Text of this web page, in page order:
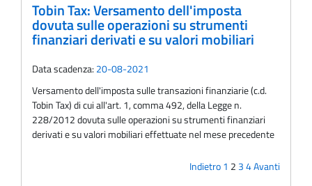
Tobin Tax: Versamento dell'imposta
dovuta sulle operazioni su strumenti
finanziari derivati e su valori mobiliari
Data scadenza: 20-08-2021
Versamento dell'imposta sulle transazioni finanziarie (c.d.
Tobin Tax) di cui all'art. 1, comma 492, della Legge n.
228/2012 dovuta sulle operazioni su strumenti finanziari
derivati e su valori mobiliari effettuate nel mese precedente
Indietro1 2 34Avanti